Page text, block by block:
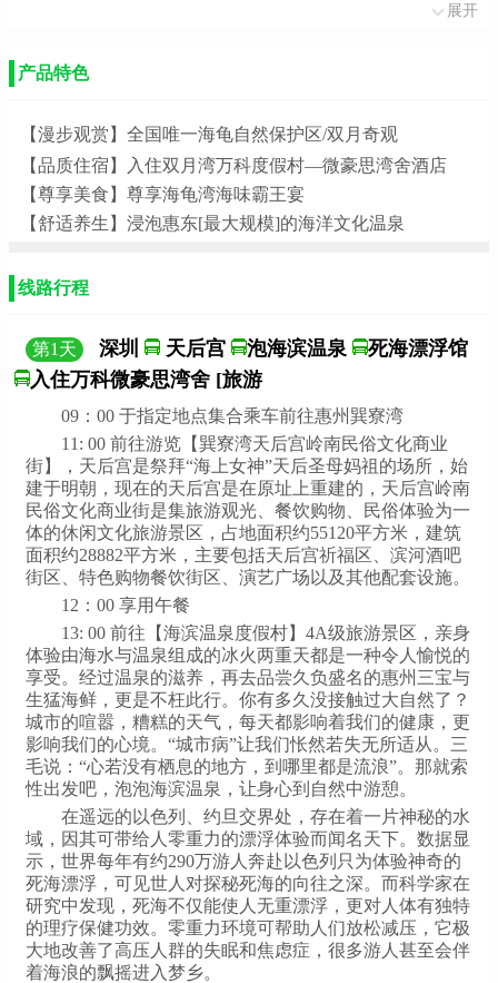
展开
产品特色
【漫步观赏】全国唯一海龟自然保护区/双月奇观
【品质住宿】入住双月湾万科度假村—微豪思湾舍酒店
【尊享美食】尊享海龟湾海味霸王宴
【舒适养生】浸泡惠东[最大规模]的海洋文化温泉
线路行程
第1 天 深圳 天后宫 泡海滨温泉
死海漂浮馆
入住万科微豪思湾舍 [旅游
09：00 于指定地点集合乘车前往惠州巽寮湾
11: 00 前往游览【巽寮湾天后宫岭南民俗文化商业
街】，天后宫是祭拜“海上女神”天后圣母妈祖的场所，始
建于明朝，现在的天后宫是在原址上重建的，天后宫岭南
民俗文化商业街是集旅游观光、餐饮购物、民俗体验为一
体的休闲文化旅游景区，占地面积约55120平方米，建筑
面积约28882平方米，主要包括天后宫祈福区、滨河酒吧
街区、特色购物餐饮街区、演艺广场以及其他配套设施。
12：00 享用午餐
13: 00 前往【海滨温泉度假村】4A级旅游景区，亲身
体验由海水与温泉组成的冰火两重天都是一种令人愉悦的
享受。经过温泉的滋养，再去品尝久负盛名的惠州三宝与
生猛海鲜，更是不枉此行。你有多久没接触过大自然了？
城市的喧嚣，糟糕的天气，每天都影响着我们的健康，更
影响我们的心境。“城市病”让我们怅然若失无所适从。三
毛说：“心若没有栖息的地方，到哪里都是流浪”。那就索
性出发吧，泡泡海滨温泉，让身心到自然中游憩。
在遥远的以色列、约旦交界处，存在着一片神秘的水
域，因其可带给人零重力的漂浮体验而闻名天下。数据显
示，世界每年有约290万游人奔赴以色列只为体验神奇的
死海漂浮，可见世人对探秘死海的向往之深。而科学家在
研究中发现，死海不仅能使人无重漂浮，更对人体有独特
的理疗保健功效。零重力环境可帮助人们放松减压，它极
大地改善了高压人群的失眠和焦虑症，很多游人甚至会伴
着海浪的飘摇进入梦乡。